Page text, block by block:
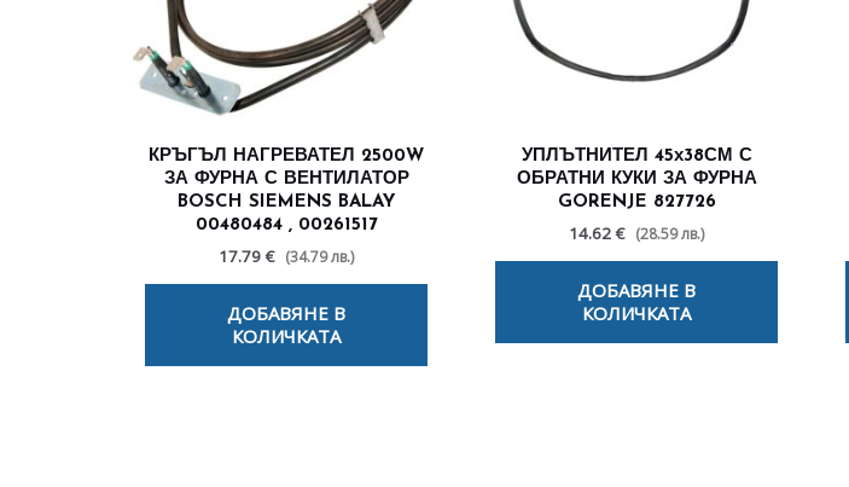
КРЪГЪЛ НАГРЕВАТЕЛ 2500W
ЗА ФУРНА С ВЕНТИЛАТОР
BOSCH SIEMENS BALAY
00480484 , 00261517
17.79 € (34.79 лв.)
ДОБАВЯНЕ В
КОЛИЧКАТА
УПЛЪТНИТЕЛ 45х38СМ С
ОБРАТНИ КУКИ ЗА ФУРНА
GORENJE 827726
14.62 € (28.59 лв.)
ДОБАВЯНЕ В
КОЛИЧКАТА